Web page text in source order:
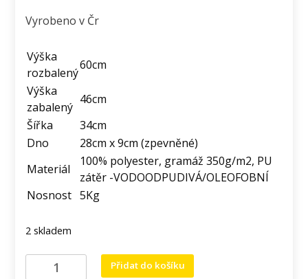
Vyrobeno v Čr
Výška
rozbalený
60cm
Výška
zabalený
46cm
Šířka
34cm
Dno
28cm x 9cm (zpevněné)
Materiál
100% polyester, gramáž 350g/m2, PU
zátěr -VODOODPUDIVÁ/OLEOFOBNÍ
Nosnost 5Kg
2 skladem
Rolovací
Přidat do košíku